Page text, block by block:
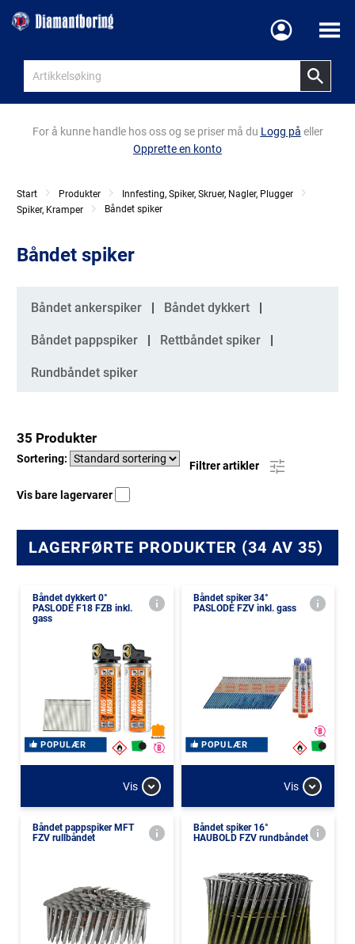
Meny
For å kunne handle hos oss og se priser må du Logg på eller
Opprette en konto
Start Produkter
Innfesting, Spiker, Skruer, Nagler, Plugger
Spiker, Kramper
Båndet spiker
Båndet spiker
Kategorier
Båndet ankerspiker Båndet dykkert
Båndet pappspiker Rettbåndet spiker
Rundbåndet spiker
35 Produkter
Sortering:
Filtrer artikler
Vis bare lagervarer
LAGERFØRTE PRODUKTER (34 AV 35)
Båndet dykkert 0°
PASLODE F18 FZB inkl.
gass
POPULÆR
Vis
Båndet spiker 34°
PASLODE FZV inkl. gass
POPULÆR
Vis
Båndet pappspiker MFT
FZV rullbåndet
Båndet spiker 16°
HAUBOLD FZV rundbåndet